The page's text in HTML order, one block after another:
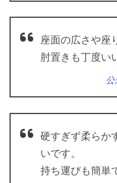
座面の広さや座
肘置きも丁度い
硬すぎず柔らか
いです。
持ち運びも簡単